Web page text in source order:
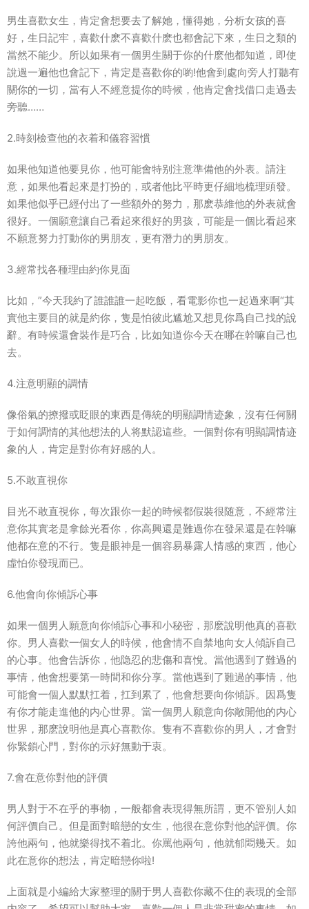
男生喜歡女生，肯定會想要去了解她，懂得她，分析女孩的喜
好，生日記牢，喜歡什麽不喜歡什麽也都會記下來，生日之類的
當然不能少。所以如果有一個男生關于你的什麽他都知道，即使
說過一遍他也會記下，肯定是喜歡你的喲!他會到處向旁人打聽有
關你的一切，當有人不經意提你的時候，他肯定會找借口走過去
旁聽……
2.時刻檢查他的衣着和儀容習慣
如果他知道他要見你，他可能會特别注意準備他的外表。請注
意，如果他看起來是打扮的，或者他比平時更仔細地梳理頭發。
如果他似乎已經付出了一些額外的努力，那麽恭維他的外表就會
很好。一個願意讓自己看起來很好的男孩，可能是一個比看起來
不願意努力打動你的男朋友，更有潛力的男朋友。
3.經常找各種理由約你見面
比如，”今天我約了誰誰誰一起吃飯，看電影你也一起過來啊“其
實他主要目的就是約你，隻是怕彼此尴尬又想見你爲自己找的說
辭。有時候還會裝作是巧合，比如知道你今天在哪在幹嘛自己也
去。
4.注意明顯的調情
像俗氣的撩撥或眨眼的東西是傳統的明顯調情迹象，沒有任何關
于如何調情的其他想法的人将默認這些。一個對你有明顯調情迹
象的人，肯定是對你有好感的人。
5.不敢直視你
目光不敢直視你，每次跟你一起的時候都假裝很随意，不經常注
意你其實老是拿餘光看你，你高興還是難過你在發呆還是在幹嘛
他都在意的不行。隻是眼神是一個容易暴露人情感的東西，他心
虛怕你發現而已。
6.他會向你傾訴心事
如果一個男人願意向你傾訴心事和小秘密，那麽說明他真的喜歡
你。男人喜歡一個女人的時候，他會情不自禁地向女人傾訴自己
的心事。他會告訴你，他隐忍的悲傷和喜悅。當他遇到了難過的
事情，他會想要第一時間和你分享。當他遇到了難過的事情，他
可能會一個人默默扛着，扛到累了，他會想要向你傾訴。因爲隻
有你才能走進他的内心世界。當一個男人願意向你敞開他的内心
世界，那麽說明他是真心喜歡你。隻有不喜歡你的男人，才會對
你緊鎖心門，對你的示好無動于衷。
7.會在意你對他的評價
男人對于不在乎的事物，一般都會表現得無所謂，更不管别人如
何評價自己。但是面對暗戀的女生，他很在意你對他的評價。你
誇他兩句，他就樂得找不着北。你罵他兩句，他就郁悶幾天。如
此在意你的想法，肯定暗戀你啦!
上面就是小編給大家整理的關于男人喜歡你藏不住的表現的全部